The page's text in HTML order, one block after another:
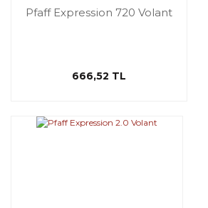
Pfaff Expression 720 Volant
666,52 TL